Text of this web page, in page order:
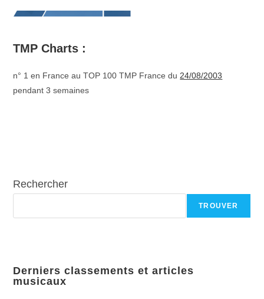
TMP Charts :
n° 1 en France au TOP 100 TMP France du 24/08/2003
pendant 3 semaines
Rechercher
TROUVER
Derniers classements et articles
musicaux